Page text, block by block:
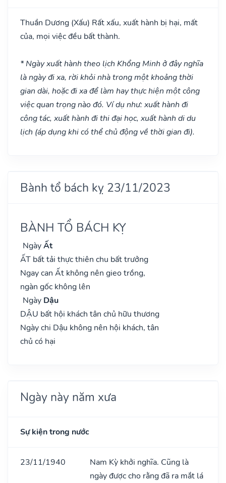
Thuần Dương (Xấu) Rất xấu, xuất hành bị hại, mất
của, mọi việc đều bất thành.
* Ngày xuất hành theo lịch Khổng Minh ở đây nghĩa
là ngày đi xa, rời khỏi nhà trong một khoảng thời
gian dài, hoặc đi xa để làm hay thực hiện một công
việc quan trọng nào đó. Ví dụ như: xuất hành đi
công tác, xuất hành đi thi đại học, xuất hành di du
lịch (áp dụng khi có thể chủ động về thời gian đi).
Bành tổ bách kỵ 23/11/2023
BÀNH TỔ BÁCH KỴ
NgàyẤt
ẤT bất tải thực thiên chu bất trưởng
Ngay can Ất không nên gieo trồng,
ngàn gốc không lên
Ngày Dậu
DẬU bất hội khách tân chủ hữu thương
Ngày chi Dậu không nên hội khách, tân
chủ có hại
Ngày này năm xưa
Sự kiện trong nước
23/11/1940
Nam Kỳ khởi nghĩa. Cũng là
ngày được cho rằng đã ra mắt lá